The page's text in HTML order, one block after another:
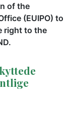
of the
(EUIPO) to
right to the